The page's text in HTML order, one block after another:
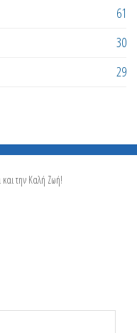
61
30
29
την Καλή Ζωή!